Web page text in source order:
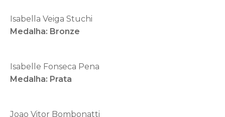
Isabella Veiga Stuchi
Medalha: Bronze
Isabelle Fonseca Pena
Medalha: Prata
Joao Vitor Bombonatti